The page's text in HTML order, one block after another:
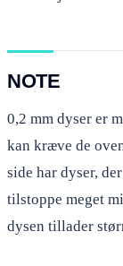
NOTE
0,2 mm dyser er
kan kræve de
side har dyser,
tilstoppe meget
dysen tillader